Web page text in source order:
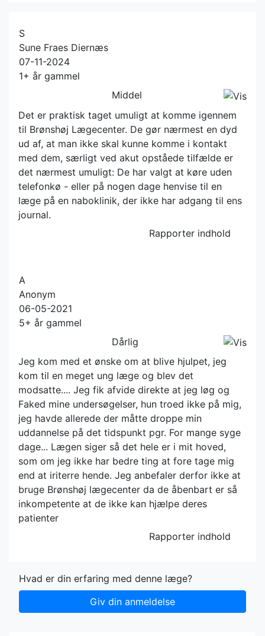
S
Sune Fraes Diernæs
07-11-2024
1+ år gammel
Middel
Det er praktisk taget umuligt at komme igennem
til Brønshøj Lægecenter. De gør nærmest en dyd
ud af, at man ikke skal kunne komme i kontakt
med dem, særligt ved akut opståede tilfælde er
det nærmest umuligt: De har valgt at køre uden
telefonkø - eller på nogen dage henvise til en
læge på en naboklinik, der ikke har adgang til ens
journal.
Rapporter indhold
A
Anonym
06-05-2021
5+ år gammel
Dårlig
Jeg kom med et ønske om at blive hjulpet, jeg
kom til en meget ung læge og blev det
modsatte.... Jeg fik afvide direkte at jeg løg og
Faked mine undersøgelser, hun troed ikke på mig,
jeg havde allerede der måtte droppe min
uddannelse på det tidspunkt pgr. For mange syge
dage... Lægen siger så det hele er i mit hoved,
som om jeg ikke har bedre ting at fore tage mig
end at iriterre hende. Jeg anbefaler derfor ikke at
bruge Brønshøj lægecenter da de åbenbart er så
inkompetente at de ikke kan hjælpe deres
patienter
Rapporter indhold
Hvad er din erfaring med denne læge?
Giv din anmeldelse